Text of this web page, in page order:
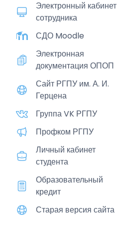
Электронный кабинет
сотрудника
СДО Moodle
Электронная
документация ОПОП
Сайт РГПУ им. А. И.
Герцена
Группа VK РГПУ
Профком РГПУ
Личный кабинет
студента
Образовательный
кредит
Старая версия сайта